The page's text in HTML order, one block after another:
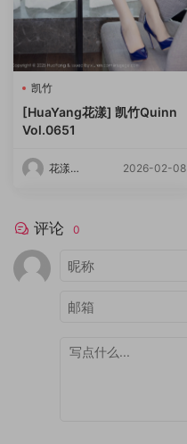
凯竹
[HuaYang花漾] 凯竹Quinn
Vol.0651
花漾
2026-02-08
评论 0